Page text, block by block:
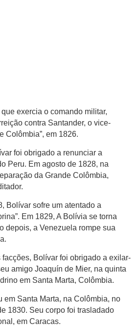
exercia o comando militar,
contra Santander, o vice-
Colômbia”, em 1826.
foi obrigado a renunciar a
Peru. Em agosto de 1828, na
da Grande Colômbia,
Bolívar sofre um atentado a
Em 1829, A Bolívia se torna
depois, a Venezuela rompe sua
Bolívar foi obrigado a exilar-
amigo Joaquín de Mier, na quinta
em Santa Marta, Colômbia.
em Santa Marta, na Colômbia, no
1830. Seu corpo foi trasladado
em Caracas.